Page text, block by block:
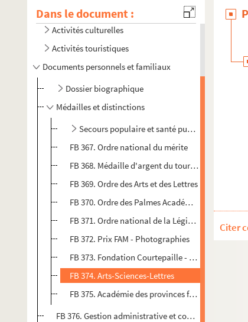
Dans le document :
Projets audiovisuels
Activités culturelles
Activités touristiques
Documents personnels et familiaux
Dossier biographique
Médailles et distinctions
Secours populaire et santé publique
FB 367. Ordre national du mérite
FB 368. Médaille d'argent du tourisme - Coupures
FB 369. Ordre des Arts et des Lettres
FB 370. Ordre des Palmes Académiques
FB 371. Ordre national de la Légion d'honneur
FB 372. Prix FAM - Photographies
FB 373. Fondation Courtepaille - Flamme de cuivre
FB 374. Arts-Sciences-Lettres
FB 375. Académie des provinces françaises -
FB 376. Gestion administrative et comptable
Citer